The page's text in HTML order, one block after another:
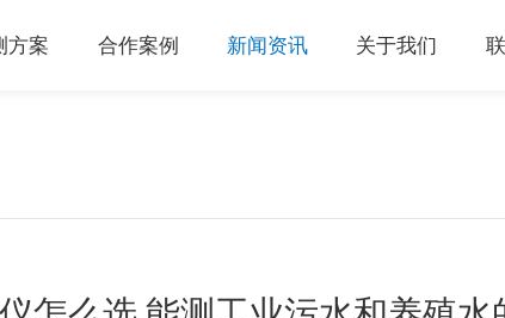
方案 合作案例 新闻资讯 关于我们